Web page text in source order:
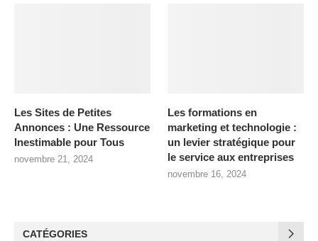
Les Sites de Petites
Annonces : Une Ressource
Inestimable pour Tous
novembre 21, 2024
Les formations en
marketing et technologie :
un levier stratégique pour
le service aux entreprises
novembre 16, 2024
CATÉGORIES